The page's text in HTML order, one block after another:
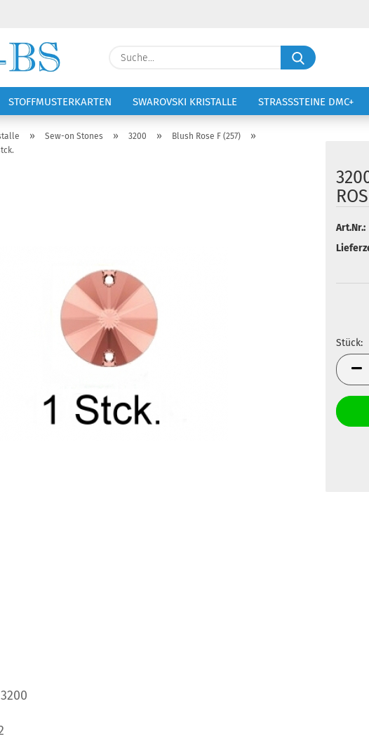
Lieferland Suche...
STOFFMUSTERKARTEN SWAROVSKI KRISTALLE STRASSSTEINE DMC+
VOLTIGIERANZÜGE STICKEREI
» Sew-on Stones » 3200 » Blush Rose F (257) »
Art.Nr.:
Stück:
Stück